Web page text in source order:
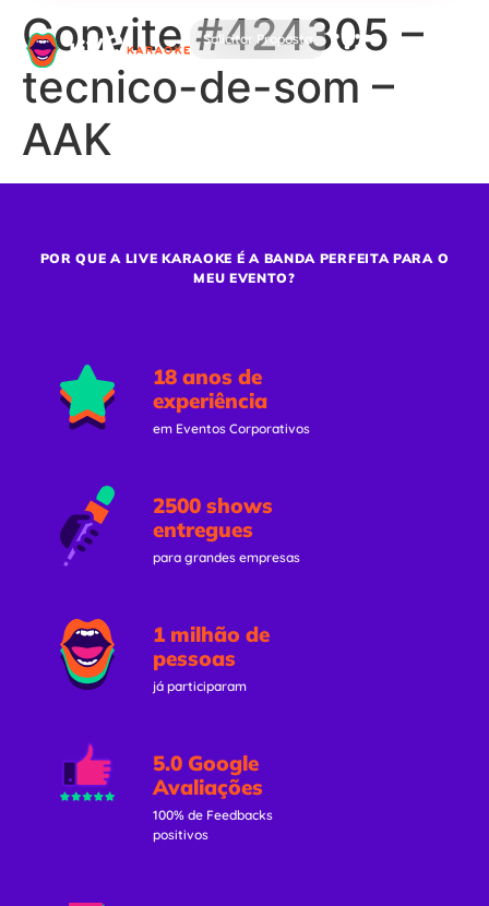
Solicitar Proposta
Convite #424305 –
tecnico-de-som –
AAK
POR QUE A LIVE KARAOKE É A BANDA PERFEITA PARA O
MEU EVENTO?
18 anos de
experiência
em Eventos Corporativos
2500 shows
entregues
para grandes empresas
1 milhão de
pessoas
já participaram
5.0 Google
Avaliações
100% de Feedbacks
positivos